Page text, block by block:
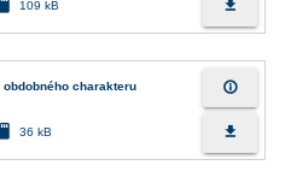
109 kB file_download
charakteru
36 kB
info_outline
file_download